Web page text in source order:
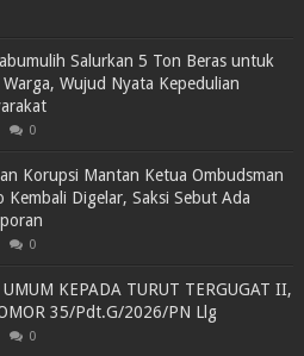
Salurkan 5 Ton Beras untuk
Warga, Wujud Nyata Kepedulian
0
Korupsi Mantan Ketua Ombudsman
Kembali Digelar, Saksi Sebut Ada
0
KEPADA TURUT TERGUGAT II,
35/Pdt.G/2026/PN Llg
0